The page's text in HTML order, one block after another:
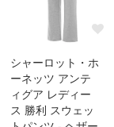
シャーロット・ホ
ーネッツ アンテ
ィグア レディー
ス 勝利 スウェッ